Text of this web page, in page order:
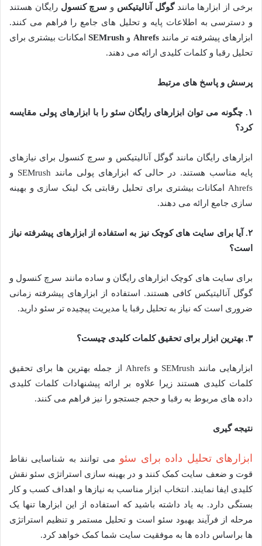
برخی از ابزارها مانندگوگل آنالیتیکس و سرچ کنسول رایگان هستند
و دسترسی به اطلاعات پایه و تحلیل های جامع را فراهم می کنند.
ابزارهای پیشرفته تر مانندAhrefs و SEMrushامکانات بیشتری برای
تحلیل رقبا و کلمات کلیدی ارائه می دهند.
پرسش و پاسخ های مرتبط
۱. چگونه می توان ابزارهای رایگان سئو را با ابزارهای پولی مقایسه
کرد؟
ابزارهای رایگان مانند گوگل آنالیتیکس و سرچ کنسول برای نیازهای
پایه مناسب هستند. در حالی که ابزارهای پولی مانند SEMrush و
Ahrefs امکانات بیشتری برای تحلیل رقابتی بک لینک سازی و بهینه
سازی جامع ارائه می دهند.
۲. آیا برای سایت های کوچک نیز به استفاده از ابزارهای پیشرفته نیاز
است؟
برای سایت های کوچک ابزارهای رایگان و ساده مانند سرچ کنسول و
گوگل آنالیتیکس کافی هستند. استفاده از ابزارهای پیشرفته زمانی
ضروری است که نیاز به تحلیل رقبا یا مدیریت پیچیده تر سئو دارید.
۳. بهترین ابزار برای تحقیق کلمات کلیدی چیست؟
ابزارهایی مانند SEMrush و Ahrefs از جمله بهترین ها برای تحقیق
کلمات کلیدی هستند زیرا علاوه بر ارائه پیشنهادات کلمات کلیدی
داده های مربوط به رقبا و حجم جستجو را نیز فراهم می کنند.
نتیجه گیری
ابزارهای تحلیل داده برای سئو می توانند به شناسایی نقاط
قوت و ضعف سایت کمک کنند و در بهینه سازی استراتژی سئو نقش
کلیدی ایفا نمایند. انتخاب ابزار مناسب به نیازها و اهداف کسب و کار
بستگی دارد. به یاد داشته باشید که استفاده از این ابزارها تنها یک
مرحله از فرآیند بهبود سئو است و تحلیل مستمر و تنظیم استراتژی
ها براساس داده ها به موفقیت سایت شما کمک خواهد کرد.